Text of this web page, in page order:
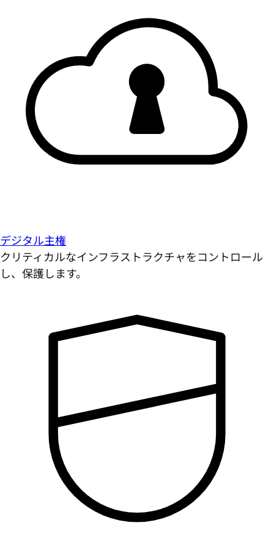
デジタル主権
クリティカルなインフラストラクチャをコントロール
し、保護します。